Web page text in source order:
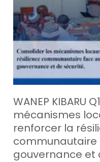
WANEP KIBARU
mécanismes
renforcer la
communautaire
gouvernance et